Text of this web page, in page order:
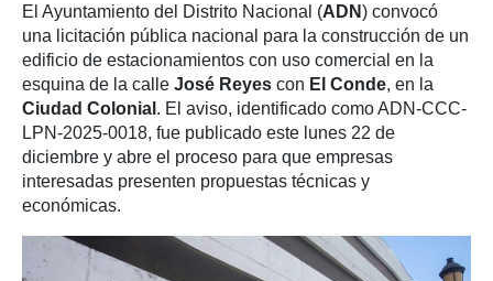
El Ayuntamiento del Distrito Nacional (ADN) convocó
una licitación pública nacional para la construcción de un
edificio de estacionamientos con uso comercial en la
esquina de la calle José Reyes con El Conde, en la
Ciudad Colonial . El aviso, identificado como ADN-CCC-
LPN-2025-0018, fue publicado este lunes 22 de
diciembre y abre el proceso para que empresas
interesadas presenten propuestas técnicas y
económicas.